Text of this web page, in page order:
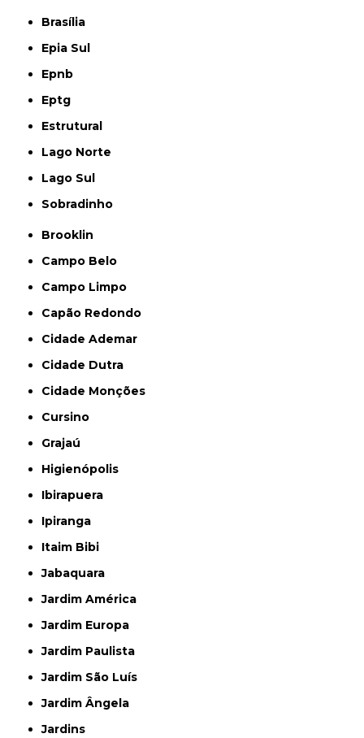
Brasília
Epia Sul
Epnb
Eptg
Estrutural
Lago Norte
Lago Sul
Sobradinho
Brooklin
Campo Belo
Campo Limpo
Capão Redondo
Cidade Ademar
Cidade Dutra
Cidade Monções
Cursino
Grajaú
Higienópolis
Ibirapuera
Ipiranga
Itaim Bibi
Jabaquara
Jardim América
Jardim Europa
Jardim Paulista
Jardim São Luís
Jardim Ângela
Jardins